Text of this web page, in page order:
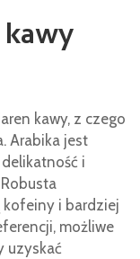
kawy, z czego
Arabika jest
i
kofeiny i bardziej
możliwe
uzyskać